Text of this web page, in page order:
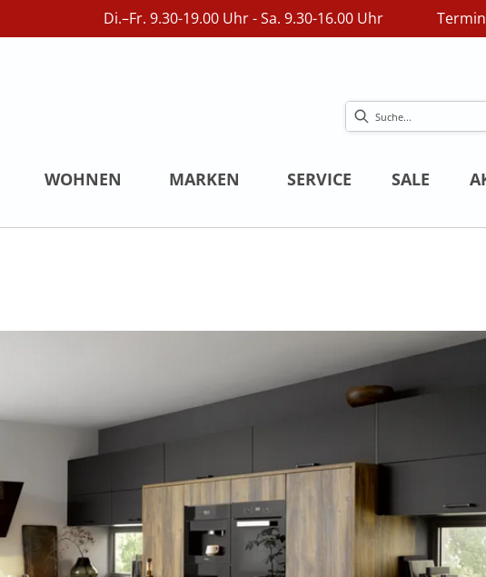
Di.–Fr. 9.30-19.00 Uhr - Sa. 9.30-16.00 Uhr
WOHNEN MARKEN SERVICE SALE